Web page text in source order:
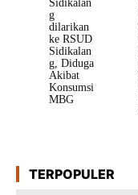
Sidikalan
g
dilarikan
ke RSUD
Sidikalan
g, Diduga
Akibat
Konsumsi
MBG
TERPOPULER